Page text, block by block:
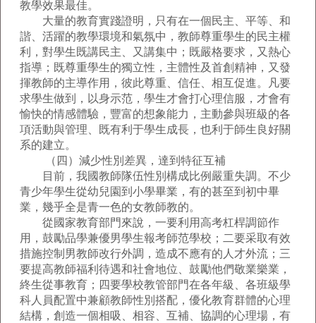
教學效果最佳。
大量的教育實踐證明，只有在一個民主、平等、和
諧、活躍的教學環境和氣氛中，教師尊重學生的民主權
利，對學生既講民主、又講集中；既嚴格要求，又熱心
指導；既尊重學生的獨立性，主體性及首創精神，又發
揮教師的主導作用，彼此尊重、信任、相互促進。凡要
求學生做到，以身示范，學生才會打心理信服，才會有
愉快的情感體驗，豐富的想象能力，主動參與班級的各
項活動與管理、既有利于學生成長，也利于師生良好關
系的建立。
（四）減少性別差異，達到特征互補
目前，我國教師隊伍性別構成比例嚴重失調。不少
青少年學生從幼兒園到小學畢業，有的甚至到初中畢
業，幾乎全是青一色的女教師教的。
從國家教育部門來說，一要利用高考杠桿調節作
用，鼓勵品學兼優男學生報考師范學校；二要采取有效
措施控制男教師改行外調，造成不應有的人才外流；三
要提高教師福利待遇和社會地位、鼓勵他們敬業樂業，
終生從事教育；四要學校教管部門在各年級、各班級學
科人員配置中兼顧教師性別搭配，優化教育群體的心理
結構，創造一個相吸、相容、互補、協調的心理場，有